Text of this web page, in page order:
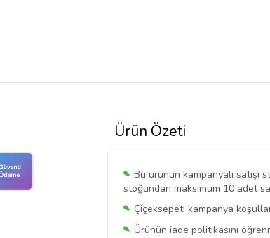
Ürün Özeti
Bu ürünün kampanyalı satışı
stoğundan maksimum 10 adet
Çiçeksepeti kampanya
Ürünün iade politikasını